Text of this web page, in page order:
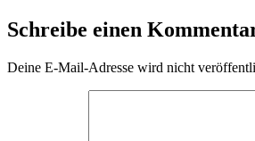
Schreibe einen
Deine E-Mail-Adresse wird nicht